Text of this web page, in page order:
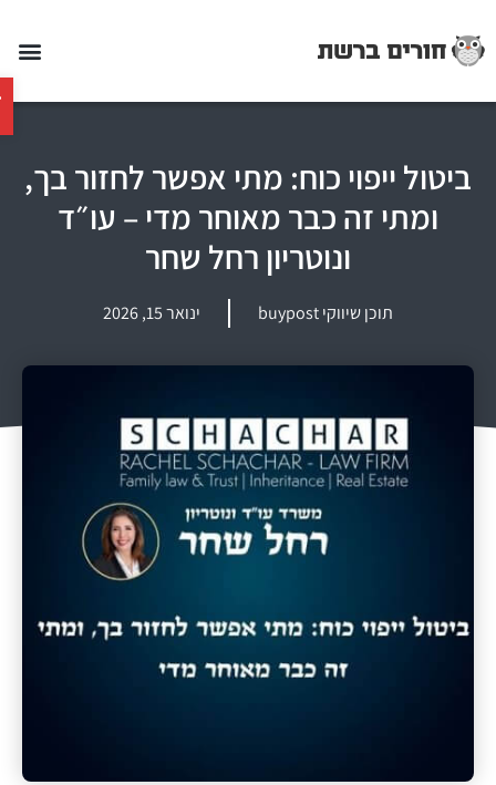
ביטול ייפוי כוח: מתי אפשר לחזור בך,
ומתי זה כבר מאוחר מדי – עו״ד
ונוטריון רחל שחר
תוכן שיווקי buypost ינואר 15, 2026